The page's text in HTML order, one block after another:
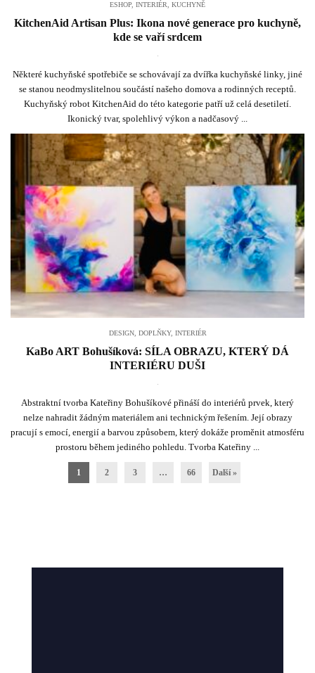
ESHOP, INTERIÉR, KUCHYNĚ
KitchenAid Artisan Plus: Ikona nové generace pro kuchyně,
kde se vaří srdcem
.
Některé kuchyňské spotřebiče se schovávají za dvířka kuchyňské linky, jiné
se stanou neodmyslitelnou součástí našeho domova a rodinných receptů.
Kuchyňský robot KitchenAid do této kategorie patří už celá desetiletí.
Ikonický tvar, spolehlivý výkon a nadčasový ...
DESIGN, DOPLŇKY, INTERIÉR
KaBo ART Bohušíková: SÍLA OBRAZU, KTERÝ DÁ
INTERIÉRU DUŠI
Abstraktní tvorba Kateřiny Bohušíkové přináší do interiérů prvek, který
nelze nahradit žádným materiálem ani technickým řešením. Její obrazy
pracují s emocí, energií a barvou způsobem, který dokáže proměnit atmosféru
prostoru během jediného pohledu. Tvorba Kateřiny ...
1 2 3 … 66 Další »